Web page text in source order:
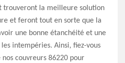
trouveront la meilleure solution
et feront tout en sorte que la
une bonne étanchéité et une
intempéries. Ainsi, fiez-vous
couvreurs 86220 pour